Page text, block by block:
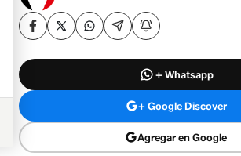
+ Whatsapp
+ Google Discover
Agregar en Google